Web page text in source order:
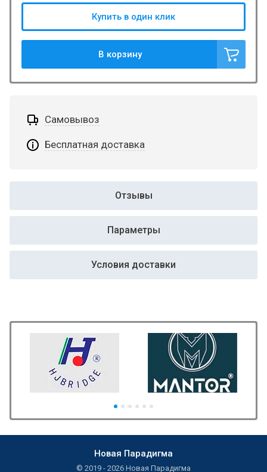
В корзину
Купить в один клик
Самовывоз
Бесплатная доставка
Отзывы
Параметры
Условия доставки
Новая Парадигма
© 2019 - 2026 Новая Парадигма